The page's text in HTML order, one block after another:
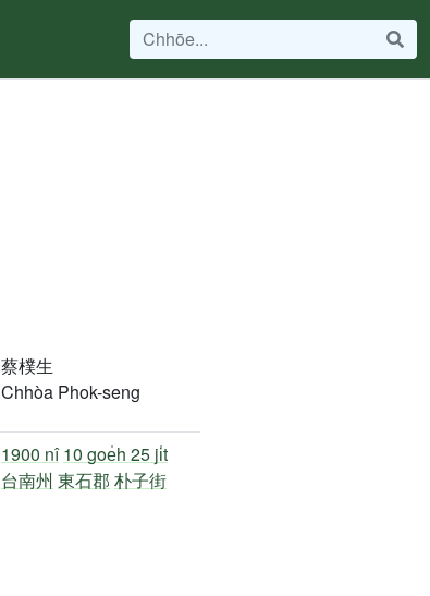
蔡樸生
Chhòa Phok-seng
1900 nî 10 goe̍h 25 ji̍t
台南州 東石郡 朴子街